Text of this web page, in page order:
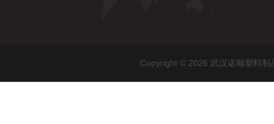
Copyright © 2026 武汉诺顺塑料